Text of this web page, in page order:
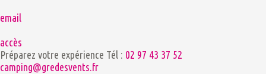
email
accès
Préparez votre expérience Tél : 02 97 43 37 52
camping@gredesvents.fr